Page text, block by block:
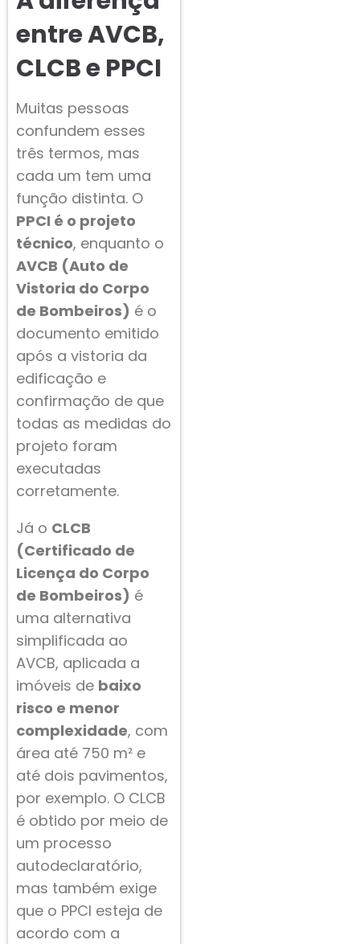
entre AVCB,
CLCB e PPCI
Muitas pessoas
confundem esses
três termos, mas
cada um tem uma
função distinta. O
PPCI é o projeto
técnico, enquanto o
AVCB (Auto de
Vistoria do Corpo
de Bombeiros) é o
documento emitido
após a vistoria da
edificação e
confirmação de que
todas as medidas do
projeto foram
executadas
corretamente.
Já o CLCB
(Certificado de
Licença do Corpo
de Bombeiros) é
uma alternativa
simplificada ao
AVCB, aplicada a
imóveis de baixo
risco e menor
complexidade, com
área até 750 m² e
até dois pavimentos,
por exemplo. O CLCB
é obtido por meio de
um processo
autodeclaratório,
mas também exige
que o PPCI esteja de
acordo com a